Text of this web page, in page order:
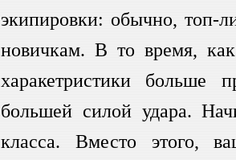
экипировки: обычно, топ-
новичкам. В то время,
харакетристики больше
большей силой удара.
класса. Вместо этого,